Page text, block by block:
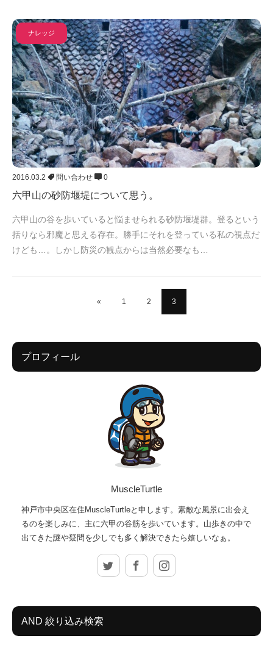
ナレッジ
2016.03.2 問い合わせ 0
六甲山の砂防堰堤について思う。
六甲山の谷を歩いていると悩ませられる砂防堰堤群。登るという
括りなら邪魔と思える存在。勝手にそれを登っている私の視点だ
けども…。しかし防災の観点からは当然必要なも…
« 1 2 3
プロフィール
MuscleTurtle
神戸市中央区在住MuscleTurtleと申します。素敵な風景に出会え
るのを楽しみに、主に六甲の谷筋を歩いています。山歩きの中で
出てきた謎や疑問を少しでも多く解決できたら嬉しいなぁ。
Twitter FacebookInstagram
AND 絞り込み検索